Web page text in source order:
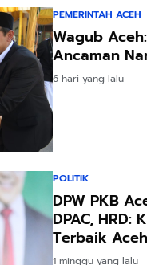
PEMERINTAH ACEH
Wagub
Ancaman
6 hari yang lalu
POLITIK
DPW PKB
DPAC,
Terbaik Aceh
1 minggu yang lalu